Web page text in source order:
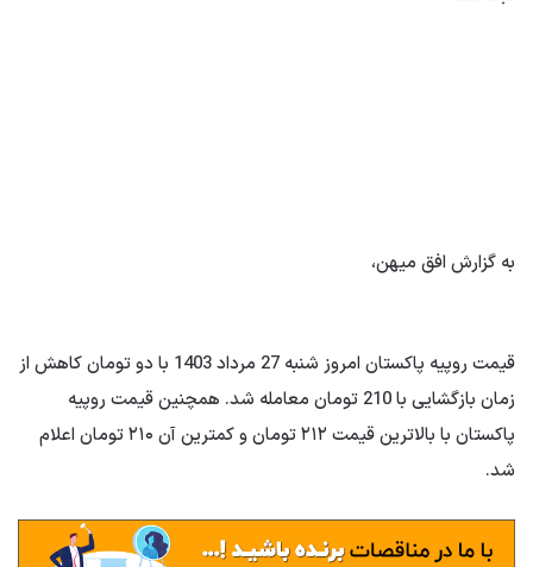
به گزارش افق میهن،
قیمت روپیه پاکستان امروز شنبه 27 مرداد 1403 با دو تومان کاهش از
زمان بازگشایی با 210 تومان معامله شد. همچنین قیمت روپیه
پاکستان با بالاترین قیمت ۲۱۲ تومان و کمترین آن ۲۱۰ تومان اعلام
شد.